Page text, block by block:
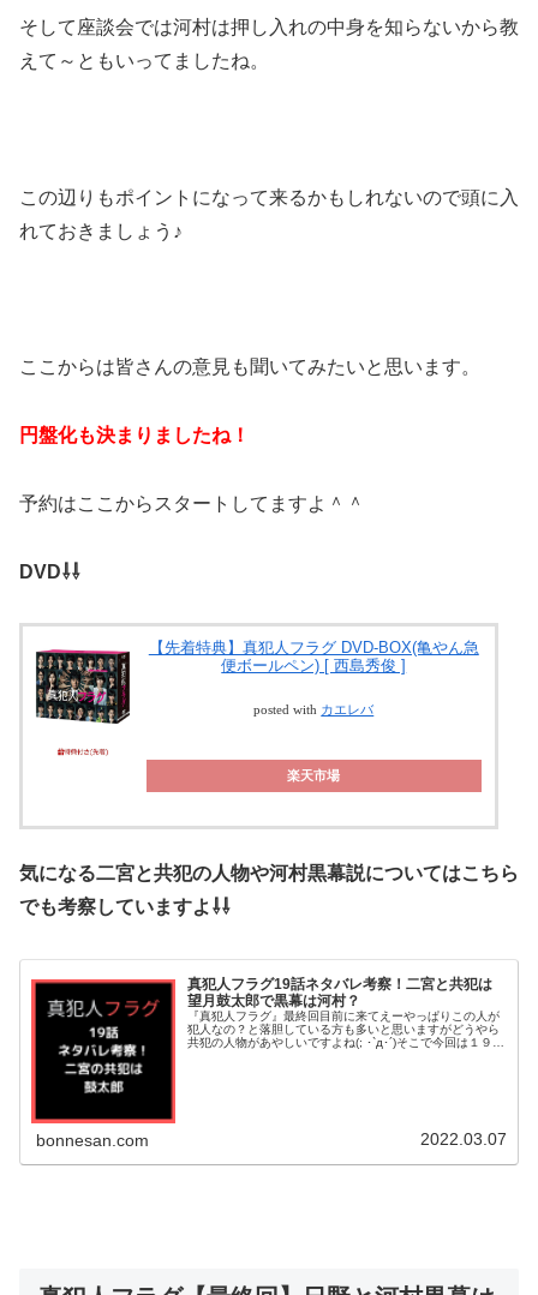
そして座談会では河村は押し入れの中身を知らないから教
えて～ともいってましたね。
この辺りもポイントになって来るかもしれないので頭に入
れておきましょう♪
ここからは皆さんの意見も聞いてみたいと思います。
円盤化も決まりましたね！
予約はここからスタートしてますよ＾＾
DVD⇩⇩
【先着特典】真犯人フラグ DVD-BOX(亀やん急
便ボールペン) [ 西島秀俊 ]
posted with カエレバ
楽天市場
気になる二宮と共犯の人物や河村黒幕説についてはこちら
でも考察していますよ⇩⇩
真犯人フラグ19話ネタバレ考察！二宮と共犯は
望月鼓太郎で黒幕は河村？
『真犯人フラグ』最終回目前に来てえーやっぱりこの人が
犯人なの？と落胆している方も多いと思いますがどうやら
共犯の人物があやしいですよね(; ･`д･´)そこで今回は１９話
bonnesan.com 2022.03.07